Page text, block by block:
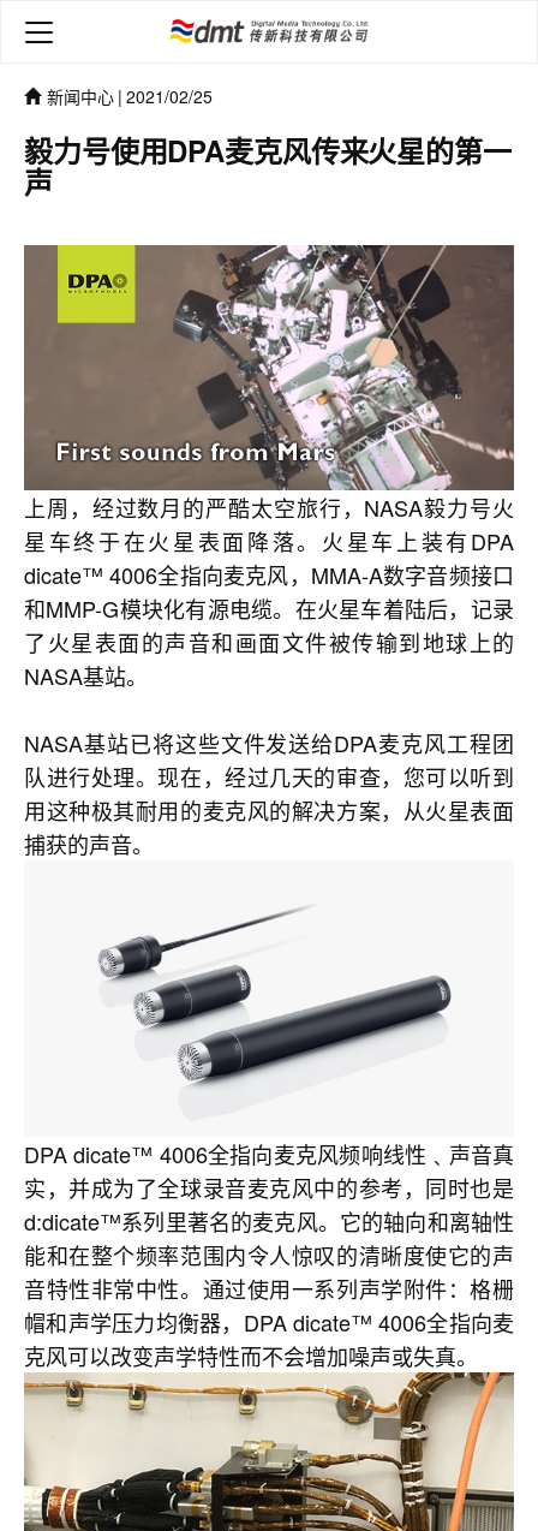
新闻中心 | 2021/02/25
毅力号使用DPA麦克风传来火星的第一
声
上周，经过数月的严酷太空旅行，NASA毅力号火
星车终于在火星表面降落。火星车上装有DPA
dicate™ 4006全指向麦克风，MMA-A数字音频接口
和MMP-G模块化有源电缆。在火星车着陆后，记录
了火星表面的声音和画面文件被传输到地球上的
NASA基站。
NASA基站已将这些文件发送给DPA麦克风工程团
队进行处理。现在，经过几天的审查，您可以听到
用这种极其耐用的麦克风的解决方案，从火星表面
捕获的声音。
DPA dicate™ 4006全指向麦克风频响线性﹑声音真
实，并成为了全球录音麦克风中的参考，同时也是
d:dicate™系列里著名的麦克风。它的轴向和离轴性
能和在整个频率范围内令人惊叹的清晰度使它的声
音特性非常中性。通过使用一系列声学附件：格栅
帽和声学压力均衡器，DPA dicate™ 4006全指向麦
克风可以改变声学特性而不会增加噪声或失真。